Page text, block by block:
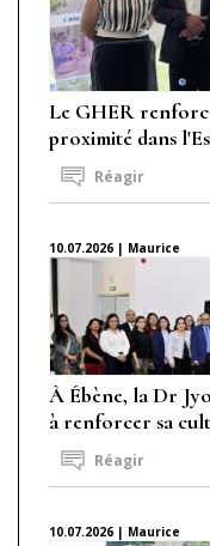
Le GHER
proximité dans
Réagir
10.07.2026 | Maurice
À Ébène, la Dr
à renforcer sa
Réagir
10.07.2026 | Maurice